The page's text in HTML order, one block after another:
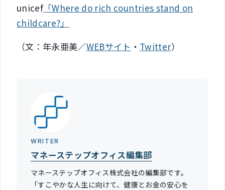
unicef「Where do rich countries stand on
childcare?」
（文：年永亜美／WEBサイト ・ Twitter）
WRITER
マネーステップオフィス編集部
マネーステップオフィス株式会社の編集部です。
「すこやかな人生に向けて、健康とお金の安心を